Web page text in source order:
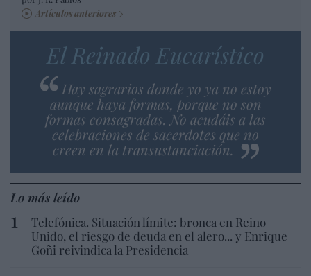
Artículos anteriores
El Reinado Eucarístico
Hay sagrarios donde yo ya no estoy
aunque haya formas, porque no son
formas consagradas. No acudáis a las
celebraciones de sacerdotes que no
creen en la transustanciación.
Lo más leído
Telefónica. Situación límite: bronca en Reino
Unido, el riesgo de deuda en el alero... y Enrique
Goñi reivindica la Presidencia